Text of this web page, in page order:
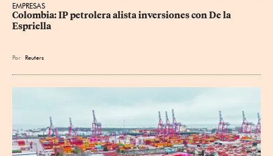
EMPRESAS
Colombia: IP petrolera alista inversiones con De la
Espriella
Por Reuters